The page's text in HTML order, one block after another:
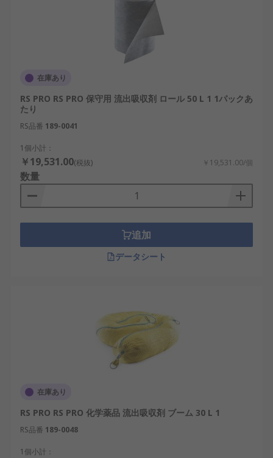
在庫あり
RS PRO RS PRO 保守用 流出吸収剤 ロール 50 L 1 1パックあ
たり
RS品番 189-0041
1個小計：
￥19,531.00(税抜) ￥19,531.00/個
数量
追加
データシート
在庫あり
RS PRO RS PRO 化学薬品 流出吸収剤 ブーム 30 L 1
RS品番 189-0048
1個小計：